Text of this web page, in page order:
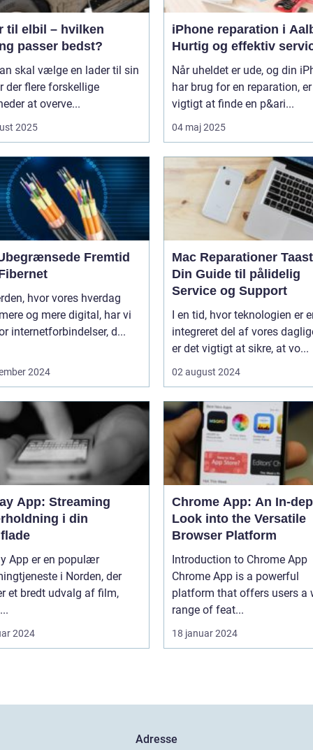
til elbil – hvilken
passer bedst?
skal vælge en lader til sin
der flere forskellige
at overve...
2025
iPhone reparation i
Hurtig og effektiv
Når uheldet er ude, og din
har brug for en reparation,
vigtigt at finde en p&ari...
04 maj 2025
Fremtid
hvor vores hverdag
og mere digital, har vi
internetforbindelser, d...
2024
Mac Reparationer
Din Guide til pålidelig
Service og Support
I en tid, hvor teknologien er
integreret del af vores
er det vigtigt at sikre, at vo...
02 august 2024
App: Streaming
i din
App er en populær
i Norden, der
et bredt udvalg af film,
2024
Chrome App: An In-
Look into the Versatile
Browser Platform
Introduction to Chrome App
Chrome App is a powerful
platform that offers users a
range of feat...
18 januar 2024
Adresse